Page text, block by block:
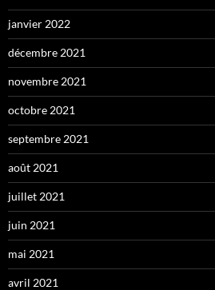
janvier 2022
décembre 2021
novembre 2021
octobre 2021
septembre 2021
août 2021
juillet 2021
juin 2021
mai 2021
avril 2021